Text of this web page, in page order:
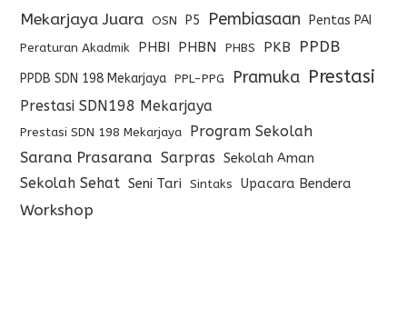
Mekarjaya Juara OSN P5 Pembiasaan Pentas PAI
Peraturan Akadmik PHBI PHBN PHBS PKB PPDB
PPDB SDN 198 Mekarjaya PPL-PPG Pramuka Prestasi
Prestasi SDN198 Mekarjaya
Prestasi SDN 198 Mekarjaya
Program Sekolah
Sarana Prasarana Sarpras Sekolah Aman
Sekolah Sehat Seni Tari Sintaks Upacara Bendera
Workshop